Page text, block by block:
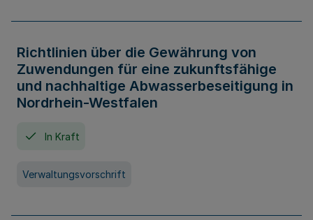
Richtlinien über die Gewährung von
Zuwendungen für eine zukunftsfähige
und nachhaltige Abwasserbeseitigung in
Nordrhein-Westfalen
In Kraft
Verwaltungsvorschrift